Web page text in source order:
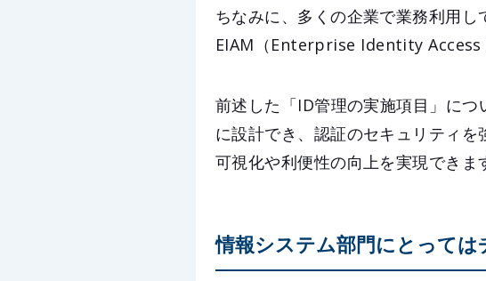
ちなみに、多くの企業で業務利用
EIAM（Enterprise Identity Access
前述した「ID管理の実施項目」に
に設計でき、認証のセキュリティ
可視化や利便性の向上を実現できま
情報システム部門にとっては